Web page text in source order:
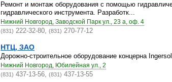
Ремонт и монтаж оборудования с помощью
гидравлического инструмента. Разработк...
Нижний Новгород, Заводской Парк ул., 23 а, оф. 4
(831) 222-32-80, (831) 270-77-12
НТЦ, ЗАО
Дорожно-строительное оборудование концерна
Нижний Новгород, Юбилейная ул., 2
(831) 437-13-56, (831) 437-13-55